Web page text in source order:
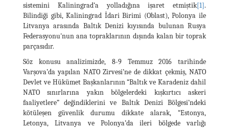
sistemini Kaliningrad’a yolladığına işaret etmiştik[1].
Bilindiği gibi, Kaliningrad İdari Birimi (Oblast), Polonya ile
Litvanya arasında Baltık Denizi kıyısında bulunan Rusya
Federasyonu'nun ana topraklarının dışında kalan bir toprak
parçasıdır.
Söz konusu analizimizde, 8-9 Temmuz 2016 tarihinde
Varşova’da yapılan NATO Zirvesi’ne de dikkat çekmiş, NATO
Devlet ve Hükümet Başkanlarının “Baltık ve Karadeniz dahil
NATO sınırlarına yakın bölgelerdeki kışkırtıcı askeri
faaliyetlere” değindiklerini ve Baltık Denizi Bölgesi’ndeki
kötüleşen güvenlik durumu dikkate alarak, “Estonya,
Letonya, Litvanya ve Polonya’da ileri bölgede varlığı